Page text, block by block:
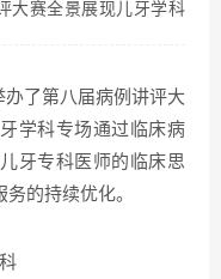
大赛全景展现儿牙学科
了第八届病例讲评大
学科专场通过临床病
牙专科医师的临床思
的持续优化。